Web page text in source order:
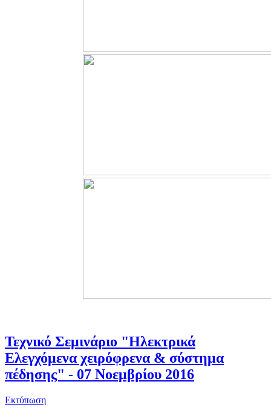
Τεχνικό Σεμινάριο "Ηλεκτρικά
Ελεγχόμενα χειρόφρενα & σύστημα
πέδησης" - 07 Νοεμβρίου 2016
Εκτύπωση